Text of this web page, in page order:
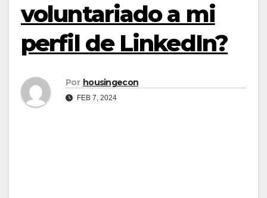
voluntariado a mi
perfil de LinkedIn?
Por housingecon
FEB 7, 2024